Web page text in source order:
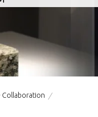
Collaboration /